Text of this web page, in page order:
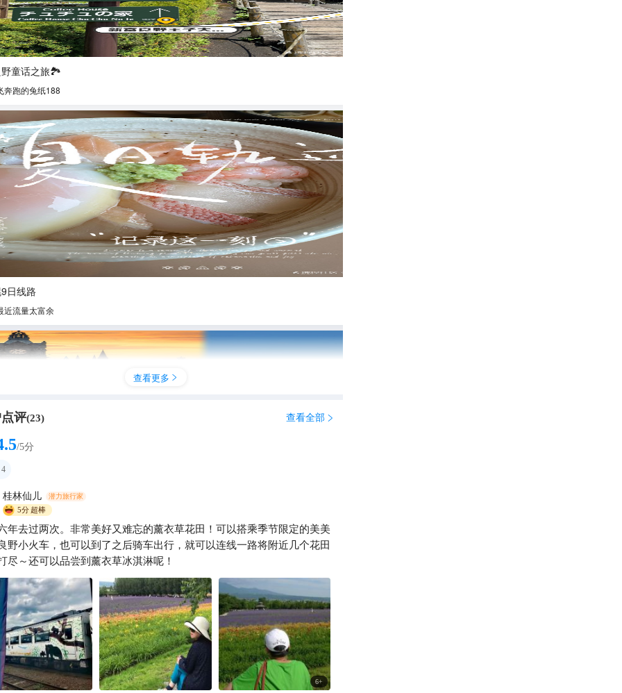
野童话之旅🏞️
奔跑的兔纸188
日线路
近流量太富余
球避暑指南｜6个25℃以下神仙城市，人均3k！
婷到处跑
查看更多 
评(23) 查看全部 
/5分
4
桂林仙儿 潜力旅行家
5分超棒
年去过两次。非常美好又难忘的薰衣草花田！可以搭乘季节限定的美美
野小火车，也可以到了之后骑车出行，就可以连线一路将附近几个花田
尽～还可以品尝到薰衣草冰淇淋呢！
6+